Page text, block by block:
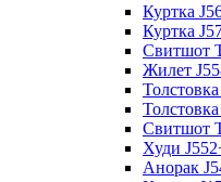
Куртка
Куртка
Свитшот
Жилет
Толстовка
Толстовка
Свитшот
Худи
Анорак